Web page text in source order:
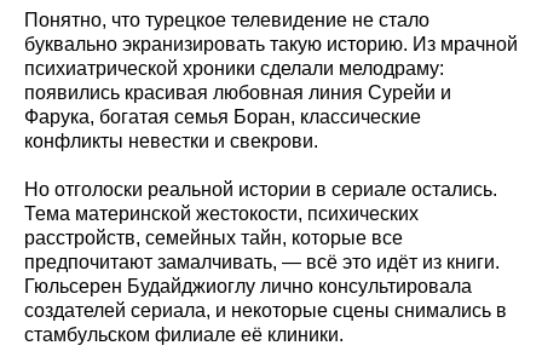
Понятно, что турецкое телевидение не стало
буквально экранизировать такую историю. Из мрачной
психиатрической хроники сделали мелодраму:
появились красивая любовная линия Сурейи и
Фарука, богатая семья Боран, классические
конфликты невестки и свекрови.
Но отголоски реальной истории в сериале остались.
Тема материнской жестокости, психических
расстройств, семейных тайн, которые все
предпочитают замалчивать, — всё это идёт из книги.
Гюльсерен Будайджиоглу лично консультировала
создателей сериала, и некоторые сцены снимались в
стамбульском филиале её клиники.